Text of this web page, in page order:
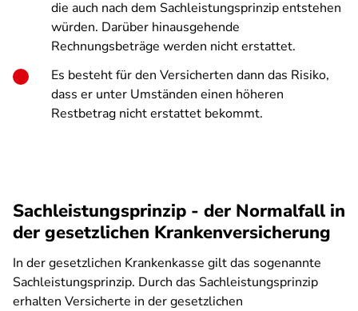
die auch nach dem Sachleistungsprinzip entstehen
würden. Darüber hinausgehende
Rechnungsbeträge werden nicht erstattet.
Es besteht für den Versicherten dann das Risiko,
dass er unter Umständen einen höheren
Restbetrag nicht erstattet bekommt.
Sachleistungsprinzip - der Normalfall in
der gesetzlichen Krankenversicherung
In der gesetzlichen Krankenkasse gilt das sogenannte
Sachleistungsprinzip. Durch das Sachleistungsprinzip
erhalten Versicherte in der gesetzlichen